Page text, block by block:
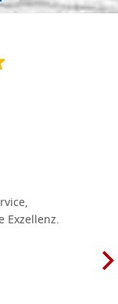
Exzellenz.